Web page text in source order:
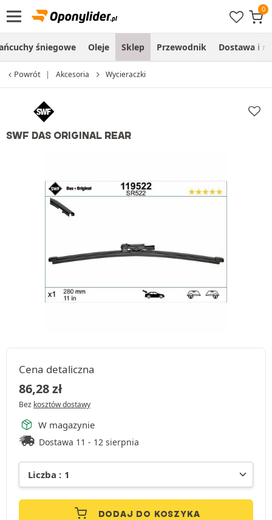
śniegowe Oleje Sklep Przewodnik Dostawa i
Powrót Akcesoria Wycieraczki
SWF DAS ORIGINAL REAR
Cena detaliczna
86,28zł
Bez kosztów dostawy
W magazynie
Dostawa 11 - 12 sierpnia
DODAJ DO KOSZYKA